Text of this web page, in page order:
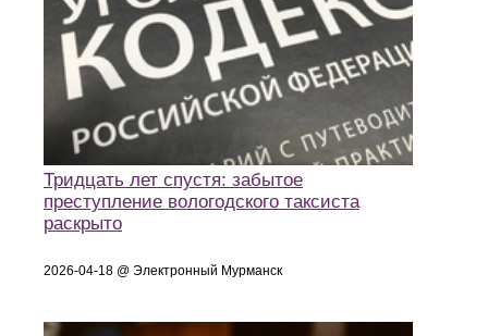
Тридцать лет спустя: забытое
преступление вологодского таксиста
раскрыто
2026-04-18 @ Электронный Мурманск